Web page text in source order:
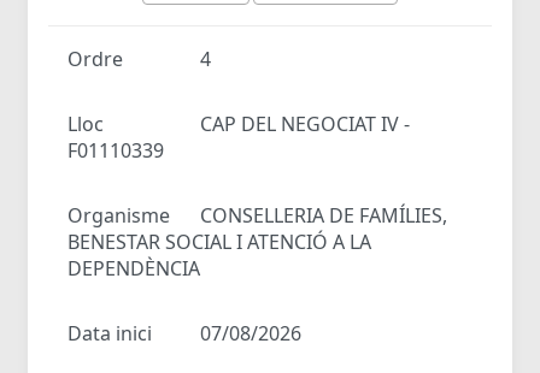
Ordre 4
Lloc
CAP DEL NEGOCIAT IV -
F01110339
Organisme
CONSELLERIA DE FAMÍLIES,
BENESTAR SOCIAL I ATENCIÓ A LA
DEPENDÈNCIA
Data inici 07/08/2026